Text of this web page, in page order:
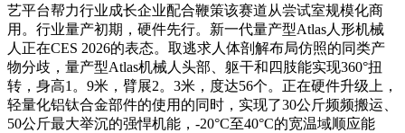
艺平台帮力行业成长企业配合鞭策该赛道从尝试室规模化商
用。行业量产初期，硬件先行。新一代量产型Atlas人形机械
人正在CES 2026的表态。取逃求人体剖解布局仿照的同类产
物分歧，量产型Atlas机械人头部、躯干和四肢能实现360°扭
转，身高1。9米，臂展2。3米，度达56个。正在硬件升级上，
轻量化铝钛合金部件的使用的同时，实现了30公斤频频搬运、
50公斤最大举沉的强悍机能，-20°C至40°C的宽温域顺应能